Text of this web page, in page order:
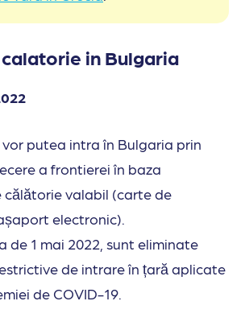
in Bulgaria
putea intra în Bulgaria prin
a frontierei în baza
călătorie valabil (carte de
electronic).
de 1 mai 2022, sunt eliminate
de intrare în țară aplicate
de COVID-19.